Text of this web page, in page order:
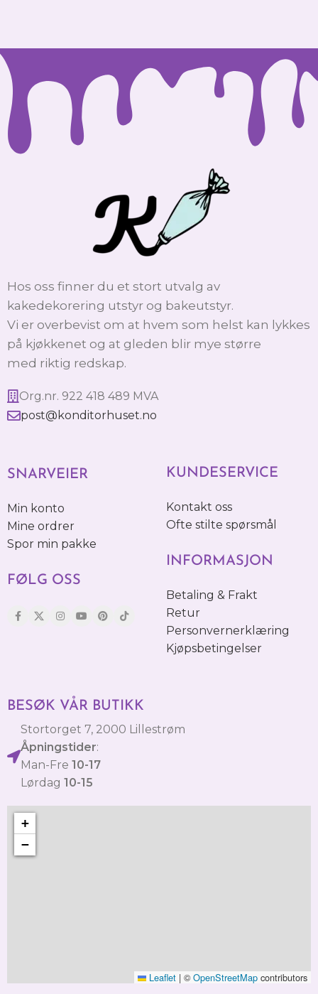
Hos oss finner du et stort utvalg av
kakedekorering utstyr og bakeutstyr.
Vi er overbevist om at hvem som helst kan lykkes
på kjøkkenet og at gleden blir mye større
med riktig redskap.
Org.nr. 922 418 489 MVA
post@konditorhuset.no
SNARVEIER
Min konto
Mine ordrer
Spor min pakke
FØLG OSS
KUNDESERVICE
Kontakt oss
Ofte stilte spørsmål
INFORMASJON
Betaling & Frakt
Retur
Personvernerklæring
Kjøpsbetingelser
BESØK VÅR BUTIKK
Stortorget 7, 2000 Lillestrøm
Åpningstider:
Man-Fre 10-17
Lørdag 10-15
+
−
Leaflet | © OpenStreetMap contributors